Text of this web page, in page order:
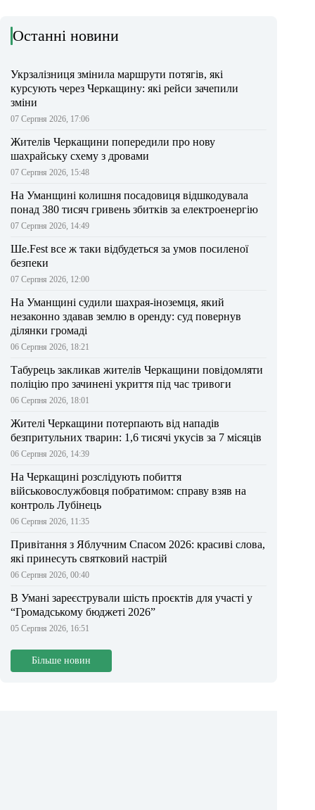
Останні новини
Укрзалізниця змінила маршрути потягів, які
курсують через Черкащину: які рейси зачепили
зміни
07 Серпня 2026, 17:06
Жителів Черкащини попередили про нову
шахрайську схему з дровами
07 Серпня 2026, 15:48
На Уманщині колишня посадовиця відшкодувала
понад 380 тисяч гривень збитків за електроенергію
07 Серпня 2026, 14:49
Ше.Fest все ж таки відбудеться за умов посиленої
безпеки
07 Серпня 2026, 12:00
На Уманщині судили шахрая-іноземця, який
незаконно здавав землю в оренду: суд повернув
ділянки громаді
06 Серпня 2026, 18:21
Табурець закликав жителів Черкащини повідомляти
поліцію про зачинені укриття під час тривоги
06 Серпня 2026, 18:01
Жителі Черкащини потерпають від нападів
безпритульних тварин: 1,6 тисячі укусів за 7 місяців
06 Серпня 2026, 14:39
На Черкащині розслідують побиття
військовослужбовця побратимом: справу взяв на
контроль Лубінець
06 Серпня 2026, 11:35
Привітання з Яблучним Спасом 2026: красиві слова,
які принесуть святковий настрій
06 Серпня 2026, 00:40
В Умані зареєстрували шість проєктів для участі у
“Громадському бюджеті 2026”
05 Серпня 2026, 16:51
Більше новин